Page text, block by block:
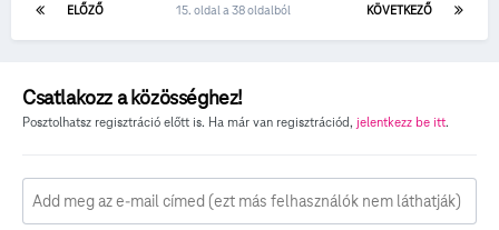
ELŐZŐ KÖVETKEZŐ
15. oldal a 38 oldalból
Csatlakozz a közösséghez!
Posztolhatsz regisztráció előtt is. Ha már van regisztrációd, jelentkezz be itt.